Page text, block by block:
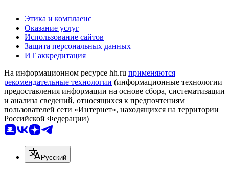
Этика и комплаенс
Оказание услуг
Использование сайтов
Защита персональных данных
ИТ аккредитация
На информационном ресурсе hh.ru применяются
рекомендательные технологии (информационные технологии
предоставления информации на основе сбора, систематизации
и анализа сведений, относящихся к предпочтениям
пользователей сети «Интернет», находящихся на территории
Российской Федерации)
Русский